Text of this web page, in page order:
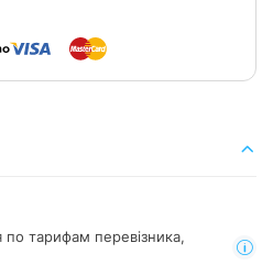
по тарифам перевізника,